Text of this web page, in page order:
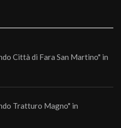
Città di Fara San Martino" in
Tratturo Magno" in